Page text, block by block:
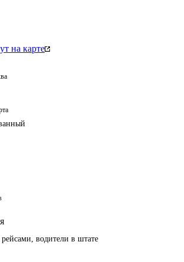
на карте
водители в штате